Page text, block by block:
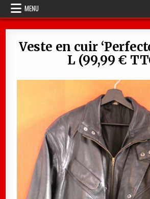
MENU
Veste en cuir
L (99,99 €